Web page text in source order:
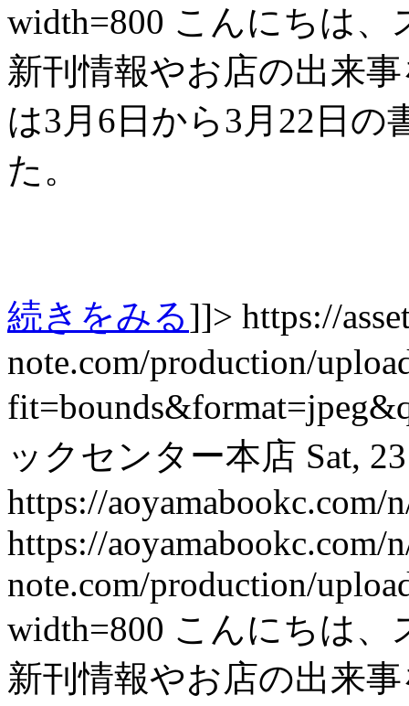
width=800 こんにちは、
新刊情報やお店の出来
は3月6日から3月22日
た。
続きをみる]]> https://
note.com/production/
ックセンター本店 Sat,
https://aoyamabookc.com/
https://aoyamabookc.com/
note.com/production/
width=800 こんにちは、
新刊情報やお店の出来